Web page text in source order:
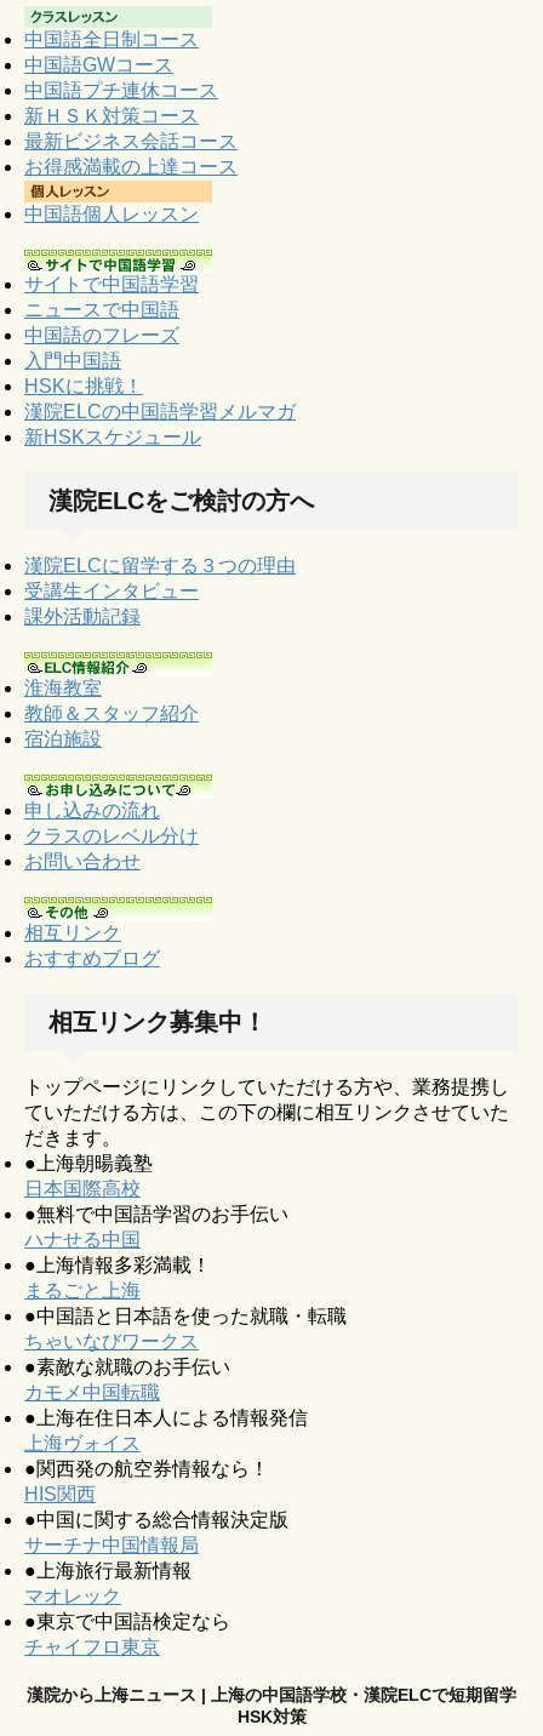
中国語全日制コース
中国語GWコース
中国語プチ連休コース
新ＨＳＫ対策コース
最新ビジネス会話コース
お得感満載の上達コース
中国語個人レッスン
サイトで中国語学習
ニュースで中国語
中国語のフレーズ
入門中国語
HSKに挑戦！
漢院ELCの中国語学習メルマガ
新HSKスケジュール
漢院ELCをご検討の方へ
漢院ELCに留学する３つの理由
受講生インタビュー
課外活動記録
淮海教室
教師＆スタッフ紹介
宿泊施設
申し込みの流れ
クラスのレベル分け
お問い合わせ
相互リンク
おすすめブログ
相互リンク募集中！
トップページにリンクしていただける方や、業務提携し
ていただける方は、この下の欄に相互リンクさせていた
だきます。
●上海朝暘義塾
日本国際高校
●無料で中国語学習のお手伝い
ハナせる中国
●上海情報多彩満載！
まるごと上海
●中国語と日本語を使った就職・転職
ちゃいなびワークス
●素敵な就職のお手伝い
カモメ中国転職
●上海在住日本人による情報発信
上海ヴォイス
●関西発の航空券情報なら！
HIS関西
●中国に関する総合情報決定版
サーチナ中国情報局
●上海旅行最新情報
マオレック
●東京で中国語検定なら
チャイフロ東京
漢院から上海ニュース | 上海の中国語学校・漢院ELCで短期留学
HSK対策